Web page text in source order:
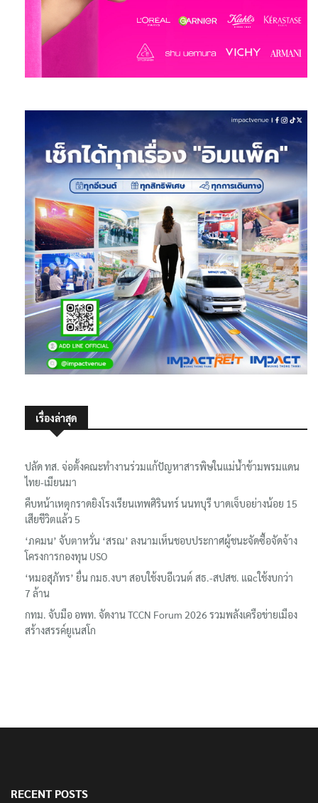
เรื่องล่าสุด
ปลัด ทส. จ่อตั้งคณะทำงานร่วมแก้ปัญหาสารพิษในแม่น้ำข้ามพรมแดน
ไทย-เมียนมา
คืบหน้าเหตุกราดยิงโรงเรียนเทพศิรินทร์ นนทบุรี บาดเจ็บอย่างน้อย 15
เสียชีวิตแล้ว 5
‘ภคมน’ จับตาหวั่น ‘สรณ’ ลงนามเห็นชอบประกาศผู้ชนะจัดซื้อจัดจ้าง
โครงการกองทุน USO
‘หมอสุภัทร’ ยื่น กมธ.งบฯ สอบใช้งบอีเวนต์ สธ.-สปสช. แฉcใช้งบกว่า
7 ล้าน
กทม. จับมือ อพท. จัดงาน TCCN Forum 2026 รวมพลังเครือข่ายเมือง
สร้างสรรค์ยูเนสโก
RECENT POSTS